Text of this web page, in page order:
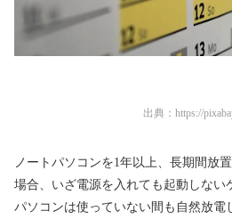
出典： https://
ノートパソコンを1年以上、長期間放
場合、いざ電源を入れても起動しない
パソコンは使っていない間も自然放電